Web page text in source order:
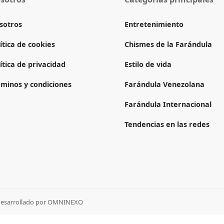
de cookies
de privacidad
y condiciones
Entretenimiento
Chismes de la Farándula
Estilo de vida
Farándula Venezolana
Farándula Internacional
Tendencias en las redes
porOMNINEXO